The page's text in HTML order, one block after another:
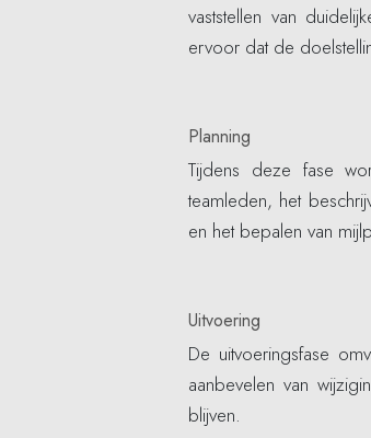
vaststellen van
ervoor dat de
Planning
Tijdens deze fase
teamleden, het
en het bepalen van
Uitvoering
De uitvoeringsfase
aanbevelen van
blijven.